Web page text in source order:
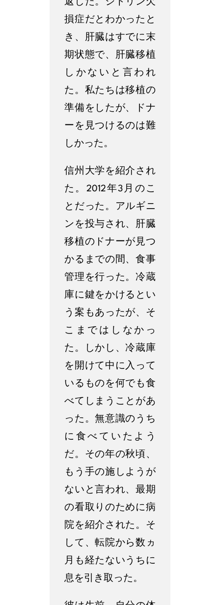
返した。シトリン欠
損症だとわかったと
き、肝臓はすでに末
期状態で、肝臓移植
しかないと言われ
た。私たちは移植の
準備をしたが、ドナ
ーを見つけるのは難
しかった。
信州大学を紹介され
た。2012年3月のこ
とだった。アルギニ
ンを投与され、肝臓
移植のドナーが見つ
かるまでの間、食事
管理を行った。冷蔵
庫に鍵をかけるとい
う案もあったが、そ
こまではしなかっ
た。しかし、冷蔵庫
を開けて中に入って
いるものを何でも食
べてしまうことがあ
った。無意識のうち
に食べていたよう
だ。その年の秋頃、
もう手の施しようが
ないと言われ、最期
の看取りのために病
院を紹介された。そ
して、転院から数ヵ
月も経たないうちに
息を引き取った。